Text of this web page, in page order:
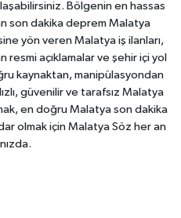
Bölgenin en hassas
son dakika deprem Malatya
yön veren Malatya iş ilanları,
resmi açıklamalar ve şehir içi yol
kaynaktan, manipülasyondan
güvenilir ve tarafsız Malatya
en doğru Malatya son dakika
olmak için Malatya Söz her an